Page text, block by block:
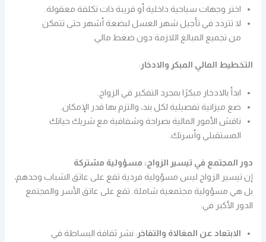
اختر وجهات سياحية داخلية أو قريبة ذات تكلفة معقولة.
لا تتردد في تأجيل شهر العسل لبضعة أشهر حتى تتمكن
من تجميع المبالغ اللازمة دون ضغط مالي.
التخطيط المالي المبكر والادخار :
ابدأ بالادخار مبكرًا بمجرد التفكير في الزواج.
ضع ميزانية تفصيلية لكل بند، والتزم بها قدر الإمكان.
ناقش الأمور المالية بصراحة وشفافية مع شريك حياتك
المستقبلي وأسرتك.
دور المجتمع في تيسير الزواج: مسؤولية مشتركة
إن تيسير الزواج ليس مسؤولية فردية تقع على عاتق الشباب وحدهم،
بل هي مسؤولية مجتمعية شاملة. تقع على عاتق الأسر والمجتمع
الدور الأكبر في:
الابتعاد عن المغالاة والتفاخر : نشر ثقافة البساطة في